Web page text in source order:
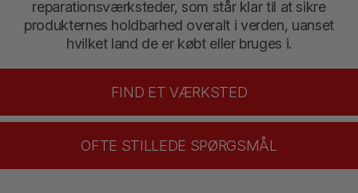
reparationsværksteder, som står klar til at sikre
produkternes holdbarhed overalt i verden, uanset
hvilket land de er købt eller bruges i.
FIND ET VÆRKSTED
OFTE STILLEDE SPØRGSMÅL